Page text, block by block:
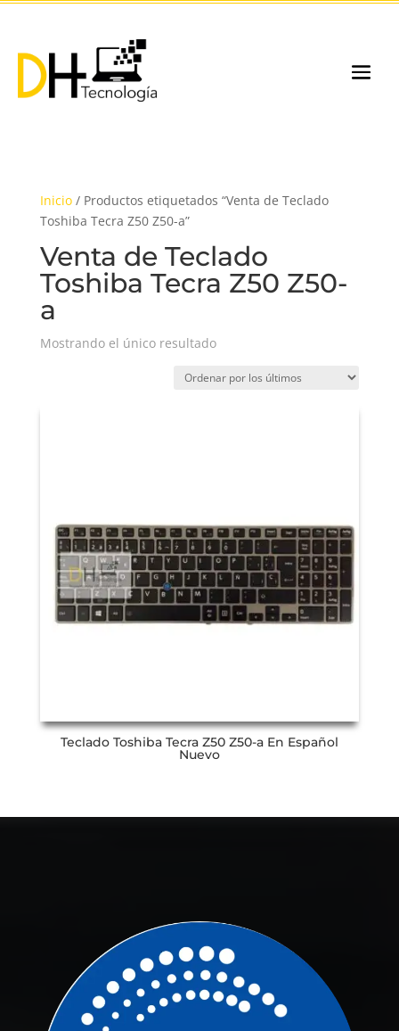
Inicio/ Productos etiquetados “Venta de Teclado
Toshiba Tecra Z50 Z50-a”
Venta de Teclado
Toshiba Tecra Z50 Z50-
a
Mostrando el único resultado
Teclado Toshiba Tecra Z50 Z50-a En Español
Nuevo